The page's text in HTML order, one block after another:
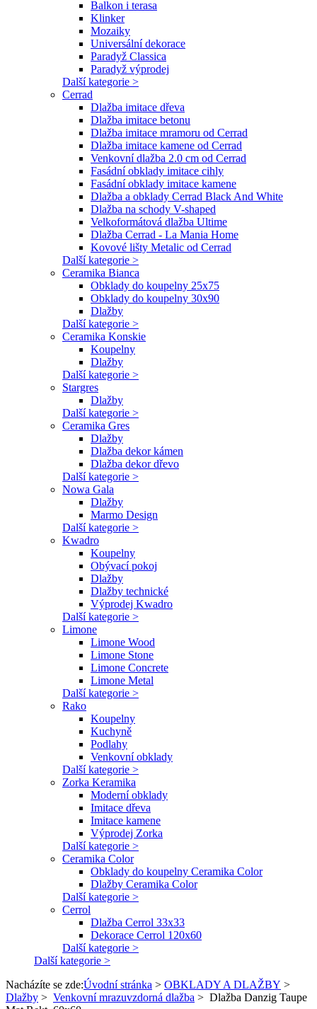
Balkon i terasa
Klinker
Mozaiky
Universální dekorace
Paradyž Classica
Paradyž výprodej
Další kategorie >
Cerrad
Dlažba imitace dřeva
Dlažba imitace betonu
Dlažba imitace mramoru od Cerrad
Dlažba imitace kamene od Cerrad
Venkovní dlažba 2.0 cm od Cerrad
Fasádní obklady imitace cihly
Fasádní obklady imitace kamene
Dlažba a obklady Cerrad Black And White
Dlažba na schody V-shaped
Velkoformátová dlažba Ultime
Dlažba Cerrad - La Mania Home
Kovové lišty Metalic od Cerrad
Další kategorie >
Ceramika Bianca
Obklady do koupelny 25x75
Obklady do koupelny 30x90
Dlažby
Další kategorie >
Ceramika Konskie
Koupelny
Dlažby
Další kategorie >
Stargres
Dlažby
Další kategorie >
Ceramika Gres
Dlažby
Dlažba dekor kámen
Dlažba dekor dřevo
Další kategorie >
Nowa Gala
Dlažby
Marmo Design
Další kategorie >
Kwadro
Koupelny
Obývací pokoj
Dlažby
Dlažby technické
Výprodej Kwadro
Další kategorie >
Limone
Limone Wood
Limone Stone
Limone Concrete
Limone Metal
Další kategorie >
Rako
Koupelny
Kuchyně
Podlahy
Venkovní obklady
Další kategorie >
Zorka Keramika
Moderní obklady
Imitace dřeva
Imitace kamene
Výprodej Zorka
Další kategorie >
Ceramika Color
Obklady do koupelny Ceramika Color
Dlažby Ceramika Color
Další kategorie >
Cerrol
Dlažba Cerrol 33x33
Dekorace Cerrol 120x60
Další kategorie >
Další kategorie >
Nacházíte se zde:Úvodní stránka > OBKLADY A DLAŽBY >
Dlažby > Venkovní mrazuvzdorná dlažba > Dlažba Danzig Taupe